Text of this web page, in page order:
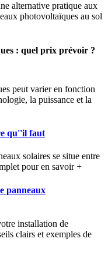
alternative pratique aux
photovoltaïques au sol
: quel prix prévoir ?
peut varier en fonction
la puissance et la
qu''il faut
solaires se situe entre
pour en savoir +
panneaux
installation de
clairs et exemples de